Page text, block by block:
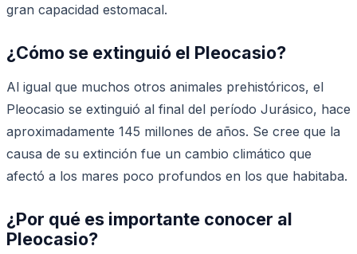
gran capacidad estomacal.
¿Cómo se extinguió el Pleocasio?
Al igual que muchos otros animales prehistóricos, el
Pleocasio se extinguió al final del período Jurásico, hace
aproximadamente 145 millones de años. Se cree que la
causa de su extinción fue un cambio climático que
afectó a los mares poco profundos en los que habitaba.
¿Por qué es importante conocer al
Pleocasio?